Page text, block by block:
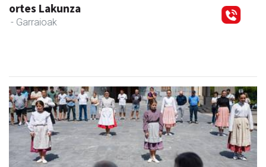
Zizurkilgo Udala
Zizurkil - Udaletxeak